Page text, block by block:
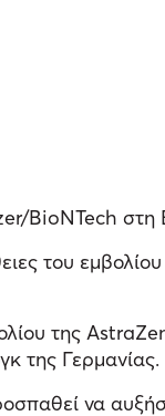
στη
του
της
της Γερμανίας.
να